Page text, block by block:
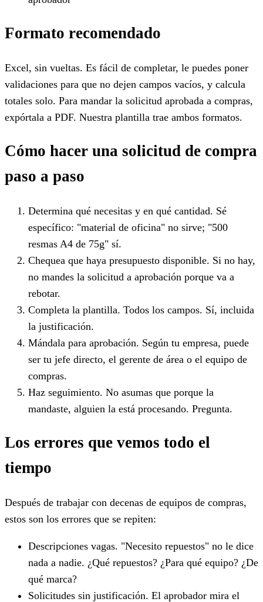
Formato recomendado
Excel, sin vueltas. Es fácil de completar, le puedes poner
validaciones para que no dejen campos vacíos, y calcula
totales solo. Para mandar la solicitud aprobada a compras,
expórtala a PDF. Nuestra plantilla trae ambos formatos.
Cómo hacer una solicitud de compra
paso a paso
Determina qué necesitas y en qué cantidad. Sé
específico: "material de oficina" no sirve; "500
resmas A4 de 75g" sí.
Chequea que haya presupuesto disponible. Si no hay,
no mandes la solicitud a aprobación porque va a
rebotar.
Completa la plantilla. Todos los campos. Sí, incluida
la justificación.
Mándala para aprobación. Según tu empresa, puede
ser tu jefe directo, el gerente de área o el equipo de
compras.
Haz seguimiento. No asumas que porque la
mandaste, alguien la está procesando. Pregunta.
Los errores que vemos todo el
tiempo
Después de trabajar con decenas de equipos de compras,
estos son los errores que se repiten:
Descripciones vagas. "Necesito repuestos" no le dice
nada a nadie. ¿Qué repuestos? ¿Para qué equipo? ¿De
qué marca?
Solicitudes sin justificación. El aprobador mira el